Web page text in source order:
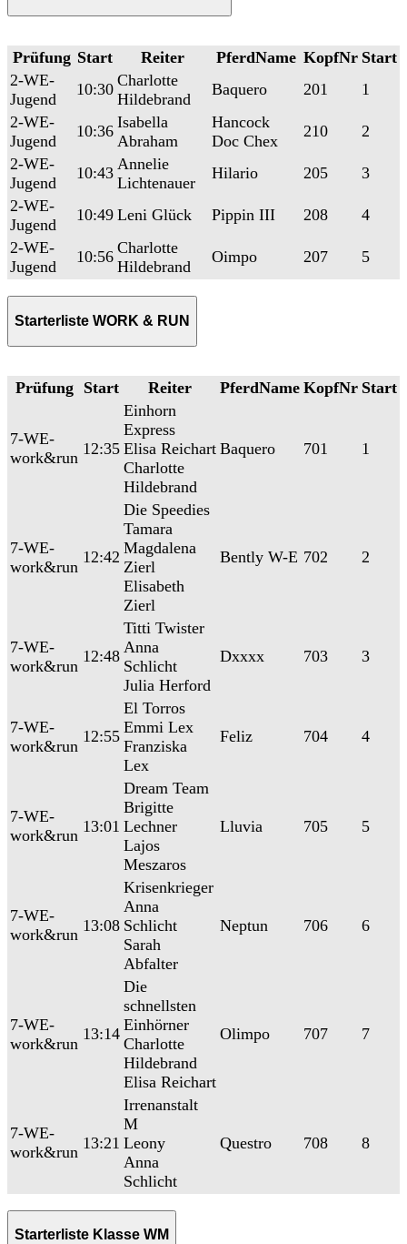
Prüfung Start Reiter PferdName KopfNr Start
2-WE-
Jugend
10:30 Charlotte
Hildebrand
Baquero 201
1
2-WE-
Jugend
10:36 Isabella
Abraham
Hancock
Doc Chex
210
2
2-WE-
Jugend
10:43 Annelie
Lichtenauer
Hilario 205
3
2-WE-
Jugend
10:49 Leni Glück Pippin III 208
4
2-WE-
Jugend
10:56 Charlotte
Hildebrand
Oimpo 207 5
Starterliste WORK & RUN
Prüfung Start Reiter PferdName KopfNr Start
7-WE-
work&run 12:35
Einhorn
Express
Elisa Reichart
Charlotte
Hildebrand
Baquero 701 1
7-WE-
work&run
12:42
Die Speedies
Tamara
Magdalena
Zierl
Elisabeth
Zierl
Bently W-E 702 2
7-WE-
work&run
12:48
Titti Twister
Anna
Schlicht
Julia Herford
Dxxxx 703 3
7-WE-
work&run
12:55
El Torros
Emmi Lex
Franziska
Lex
Feliz 704 4
7-WE-
work&run 13:01
Dream Team
Brigitte
Lechner
Lajos
Meszaros
Lluvia 705 5
7-WE-
work&run 13:08
Krisenkrieger
Anna
Schlicht
Sarah
Abfalter
Neptun 706 6
7-WE-
work&run
13:14
Die
schnellsten
Einhörner
Charlotte
Hildebrand
Elisa Reichart
Olimpo 707 7
7-WE-
work&run 13:21
Irrenanstalt
M
Leony
Anna
Schlicht
Questro 708 8
Starterliste Klasse WM